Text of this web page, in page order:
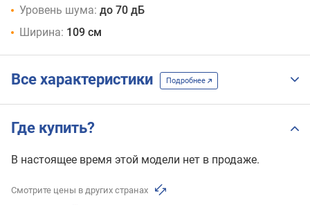
Уровень шума: до 70 дБ
Ширина: 109 см
Все характеристики Подробнее
Где купить?
В настоящее время этой модели нет в продаже.
Смотрите цены в других странах